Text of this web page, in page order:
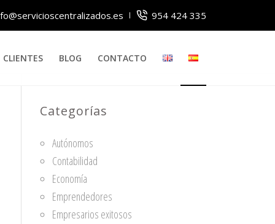
954 424 335
CLIENTES BLOG CONTACTO
Categorías
Autónomos
Contabilidad
Economía
Emprendedores
Empresarios exitosos